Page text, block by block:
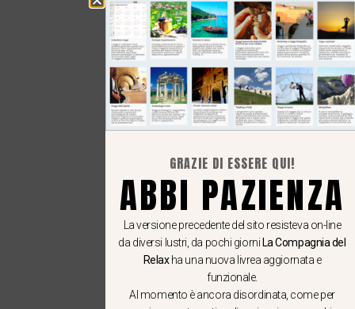
GRAZIE DI ESSERE QUI!
ABBI PAZIENZA
La versione precedente del sito resisteva on-line
da diversi lustri, da pochi giorni La Compagnia del
Relaxha una nuova livrea aggiornata e
funzionale.
Al momento è ancora disordinata, come per